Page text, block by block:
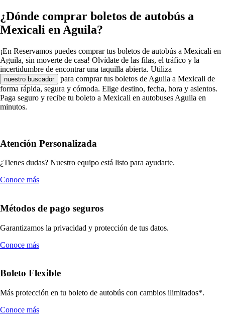
¿Dónde comprar boletos de autobús a
Mexicali en Aguila?
¡En Reservamos puedes comprar tus boletos de autobús a Mexicali en
Aguila, sin moverte de casa! Olvídate de las filas, el tráfico y la
incertidumbre de encontrar una taquilla abierta. Utiliza
nuestro buscador
para comprar tus boletos de Aguila a Mexicali de
forma rápida, segura y cómoda. Elige destino, fecha, hora y asientos.
Paga seguro y recibe tu boleto a Mexicali en autobuses Aguila en
minutos.
Atención Personalizada
¿Tienes dudas? Nuestro equipo está listo para ayudarte.
Conoce más
Métodos de pago seguros
Garantizamos la privacidad y protección de tus datos.
Conoce más
Boleto Flexible
Más protección en tu boleto de autobús con cambios ilimitados*.
Conoce más